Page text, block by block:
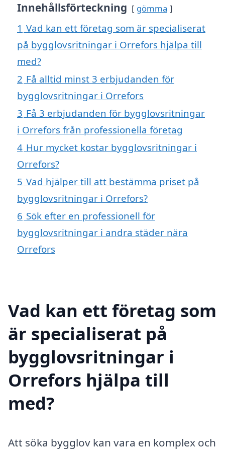
Innehållsförteckning gömma
1 Vad kan ett företag som är specialiserat
på bygglovsritningar i Orrefors hjälpa till
med?
2 Få alltid minst 3 erbjudanden för
bygglovsritningar i Orrefors
3 Få 3 erbjudanden för bygglovsritningar
i Orrefors från professionella företag
4 Hur mycket kostar bygglovsritningar i
Orrefors?
5 Vad hjälper till att bestämma priset på
bygglovsritningar i Orrefors?
6 Sök efter en professionell för
bygglovsritningar i andra städer nära
Orrefors
Vad kan ett företag som
är specialiserat på
bygglovsritningar i
Orrefors hjälpa till
med?
Att söka bygglov kan vara en komplex och